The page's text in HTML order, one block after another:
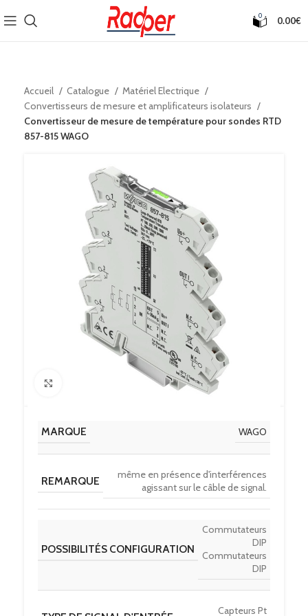
0 0.00€
Accueil Catalogue
Matériel Electrique
Convertisseurs de mesure et amplificateurs isolateurs
Convertisseur de mesure de température pour sondes RTD
857-815 WAGO
MARQUE WAGO
REMARQUE
même en présence d'interférences
agissant sur le câble de signal.
POSSIBILITÉS CONFIGURATION
Commutateurs
DIP
Commutateurs
DIP
Capteurs Pt